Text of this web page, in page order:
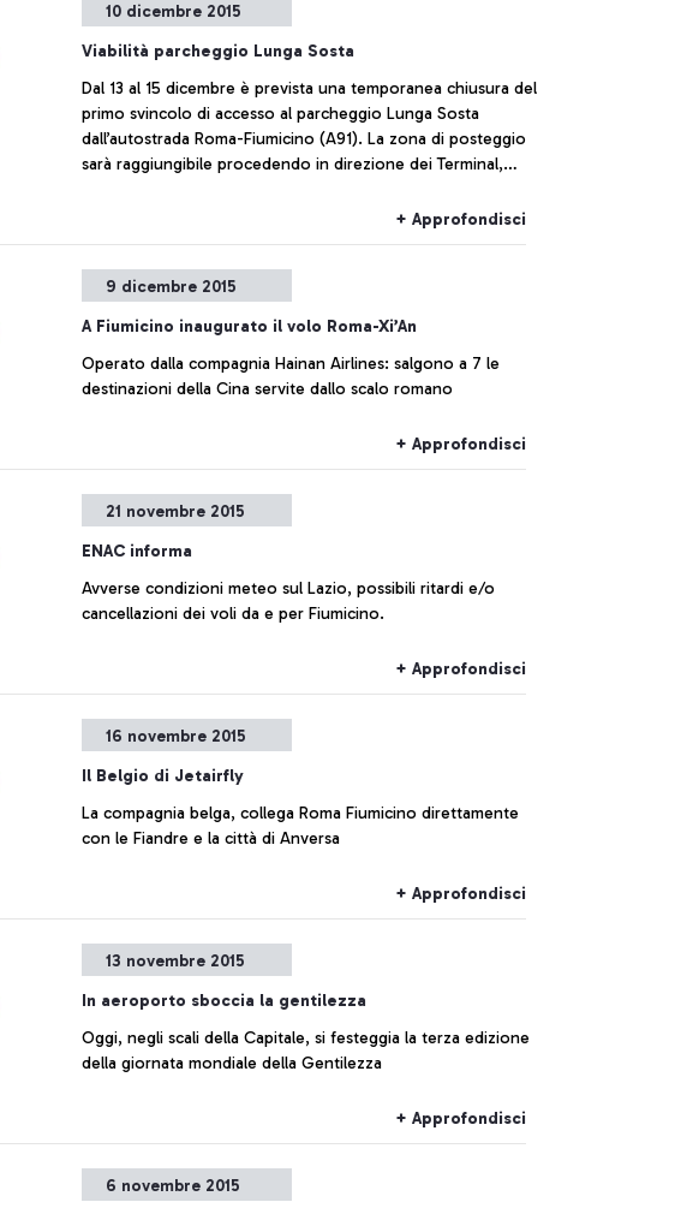
10 dicembre 2015
Viabilità parcheggio Lunga Sosta
Dal 13 al 15 dicembre è prevista una temporanea chiusura del
primo svincolo di accesso al parcheggio Lunga Sosta
dall’autostrada Roma-Fiumicino (A91). La zona di posteggio
sarà raggiungibile procedendo in direzione dei Terminal,
+ Approfondisci
9 dicembre 2015
A Fiumicino inaugurato il volo Roma-Xi’An
Operato dalla compagnia Hainan Airlines: salgono a 7 le
destinazioni della Cina servite dallo scalo romano
+ Approfondisci
21 novembre 2015
ENAC informa
Avverse condizioni meteo sul Lazio, possibili ritardi e/o
cancellazioni dei voli da e per Fiumicino.
+ Approfondisci
16 novembre 2015
Il Belgio di Jetairfly
La compagnia belga, collega Roma Fiumicino direttamente
con le Fiandre e la città di Anversa
+ Approfondisci
13 novembre 2015
In aeroporto sboccia la gentilezza
Oggi, negli scali della Capitale, si festeggia la terza edizione
della giornata mondiale della Gentilezza
+ Approfondisci
6 novembre 2015